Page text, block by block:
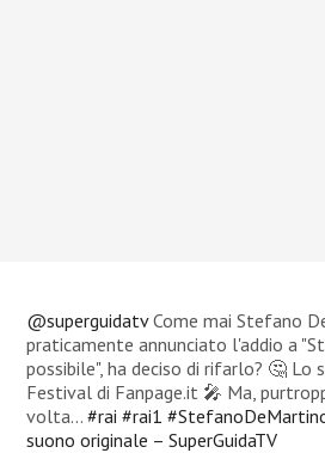
@superguidatvCome mai Stefano
praticamente annunciato l'addio a
possibile", ha deciso di rifarlo? 🤔 Lo
Festival di Fanpage.it 🎤 Ma,
volta…#rai #rai1
suono originale – SuperGuidaTV